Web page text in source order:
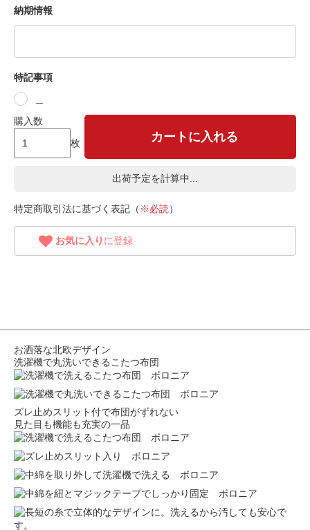
納期情報
特記事項
購入数
枚
カートに入れる
出荷予定を計算中...
特定商取引法に基づく表記（ ※必読）
お気に入り に登録
お洒落な北欧デザイン
洗濯機で丸洗いできるこたつ布団
ズレ止めスリット付で布団がずれない
見た目も機能も充実の一品